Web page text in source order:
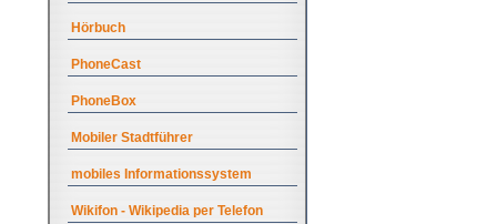
Hörbuch
PhoneCast
PhoneBox
Mobiler Stadtführer
mobiles Informationssystem
Wikifon - Wikipedia per Telefon